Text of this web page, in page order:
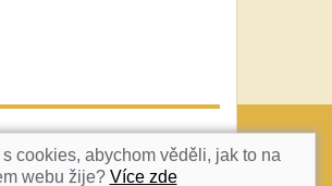
NAHORU
cookies, abychom věděli, jak to na
webu žije? Více zde